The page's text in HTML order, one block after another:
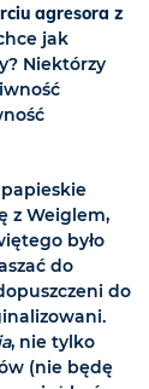
agresora z
jak
Niektórzy
z Weiglem,
było
do
do
, nie tylko
(nie będę